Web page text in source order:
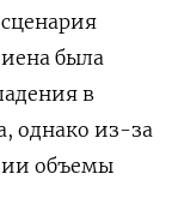
была
в
однако из-за
объемы